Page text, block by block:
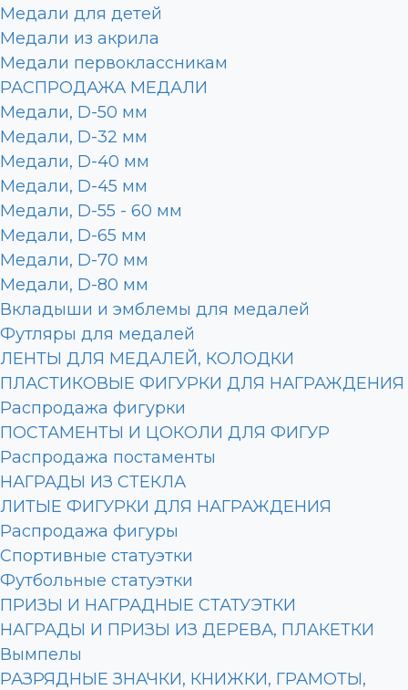
Медали для детей
Медали из акрила
Медали первоклассникам
РАСПРОДАЖА МЕДАЛИ
Медали, D-50 мм
Медали, D-32 мм
Медали, D-40 мм
Медали, D-45 мм
Медали, D-55 - 60 мм
Медали, D-65 мм
Медали, D-70 мм
Медали, D-80 мм
Вкладыши и эмблемы для медалей
Футляры для медалей
ЛЕНТЫ ДЛЯ МЕДАЛЕЙ, КОЛОДКИ
ПЛАСТИКОВЫЕ ФИГУРКИ ДЛЯ НАГРАЖДЕНИЯ
Распродажа фигурки
ПОСТАМЕНТЫ И ЦОКОЛИ ДЛЯ ФИГУР
Распродажа постаменты
НАГРАДЫ ИЗ СТЕКЛА
ЛИТЫЕ ФИГУРКИ ДЛЯ НАГРАЖДЕНИЯ
Распродажа фигуры
Спортивные статуэтки
Футбольные статуэтки
ПРИЗЫ И НАГРАДНЫЕ СТАТУЭТКИ
НАГРАДЫ И ПРИЗЫ ИЗ ДЕРЕВА, ПЛАКЕТКИ
Вымпелы
РАЗРЯДНЫЕ ЗНАЧКИ, КНИЖКИ, ГРАМОТЫ,